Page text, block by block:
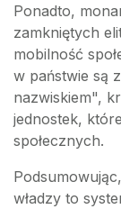
Ponadto,
zamkniętych
mobilność
w państwie są
nazwiskiem",
jednostek,
społecznych.
władzy to